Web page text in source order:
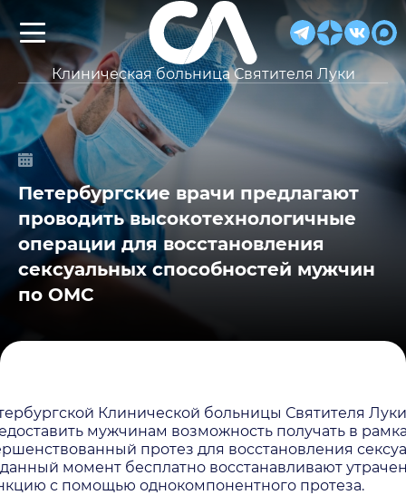
Клиническая больница Святителя Луки
Петербургские врачи предлагают
проводить высокотехнологичные
операции для восстановления
сексуальных способностей мужчин
по ОМС
Клинической больницы Святителя
мужчинам возможность получать в
протез для восстановления
момент бесплатно восстанавливают
с помощью однокомпонентного протеза.